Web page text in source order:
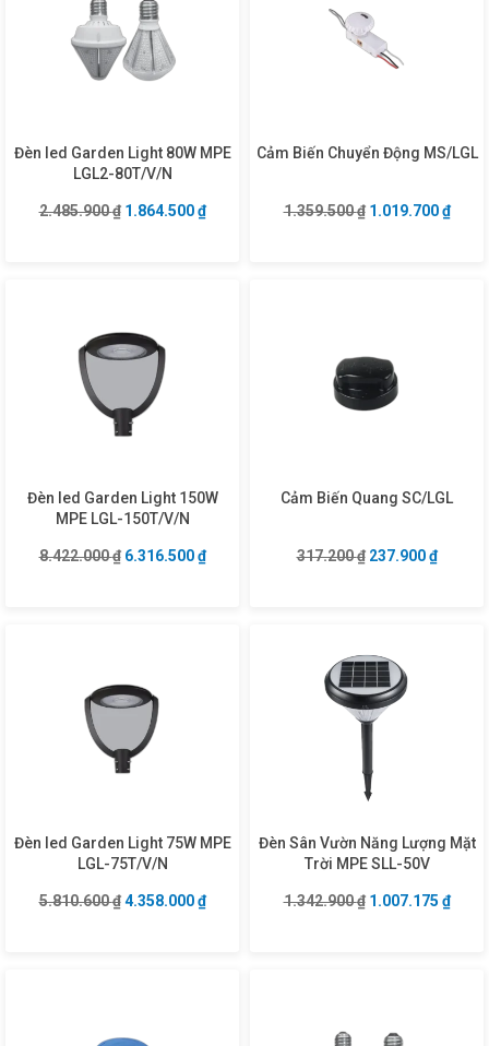
Đèn led Garden Light 80W MPE
LGL2-80T/V/N
2.485.900₫ Giá gốc là: 2.485.900 ₫.
1.864.500₫Giá hiện tại là: 1.864.500 ₫.
Cảm Biến Chuyển Động MS/LGL
1.359.500₫ Giá gốc là:
1.019.700₫Giá
Đèn led Garden Light 150W
MPE LGL-150T/V/N
8.422.000₫ Giá gốc là: 8.422.000 ₫.
6.316.500₫Giá hiện tại là: 6.316.500 ₫.
Cảm Biến Quang SC/LGL
317.200₫ Giá gốc là:
237.900₫Giá
Đèn led Garden Light 75W MPE
LGL-75T/V/N
5.810.600₫ Giá gốc là: 5.810.600 ₫.
4.358.000₫Giá hiện tại là: 4.358.000 ₫.
Đèn Sân Vườn Năng Lượng Mặt
Trời MPE SLL-50V
1.342.900₫ Giá gốc là:
1.007.175 ₫Giá